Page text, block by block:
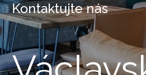
Kontaktujte nás